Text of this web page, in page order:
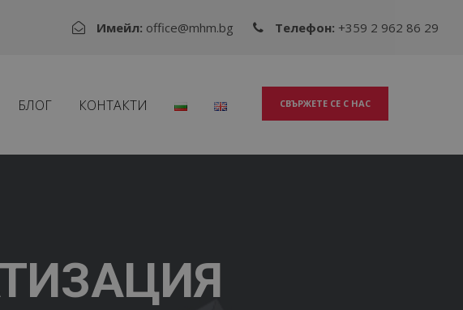
Имейл: office@mhm.bg Телефон: +359 2 962 86 29
БЛОГ КОНТАКТИ СВЪРЖЕТЕ СЕ С НАС